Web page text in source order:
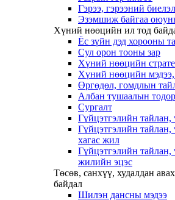
Гэрээ, гэрээний
Эзэмшиж байгаа
Хүний нөөцийн ил тод
Ёс зүйн дэд хорооны
Сул орон тооны зар
Хүний нөөцийн
Хүний нөөцийн мэдээ,
Өргөдөл, гомдлын
Албан тушаалын
Сургалт
Гүйцэтгэлийн тайлан,
Гүйцэтгэлийн тайлан,
хагас жил
Гүйцэтгэлийн тайлан,
жилийн эцэс
Төсөв, санхүү, худалдан
байдал
Шилэн дансны мэдээ